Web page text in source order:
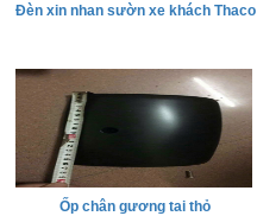
Đèn xin nhan sườn xe khách Thaco
Ốp chân gương tai thỏ